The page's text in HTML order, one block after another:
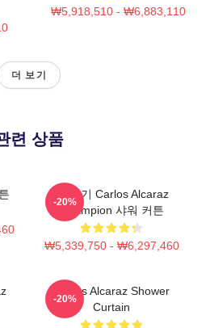
₩5,918,510 - ₩6,883,110
더 보기
련 상품
더 보기 Carlos Alcaraz
Champion 샤워 커튼
₩5,339,750 - ₩6,297,460
-20%
Carlos Alcaraz Shower
Curtain
-20%